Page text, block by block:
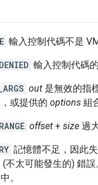
輸入控制代碼不是
輸入控制代碼
out 是無效的指
或提供的 options 組
offset + size 過
記憶體不足，因此
不太可能發生的) 錯
。